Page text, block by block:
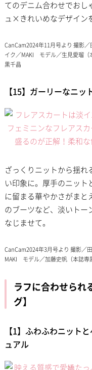
てのデニム合わせでおし
ュ×きれいめなデザイン
CanCam2024年11月号より 撮影
イク／MAKI モデル／生見愛瑠
黒千晶
【15】ガーリーなニ
ざっくりニットから揺
い印象に。厚手のニット
に留まる華やかさがまと
のブーツなど、淡いトー
なじませて。
CanCam2024年3月号より 撮影
MAKI モデル／加藤史帆（本誌専
ラフに合わせられ
グ】
【1】ふわふわニット
ュアル